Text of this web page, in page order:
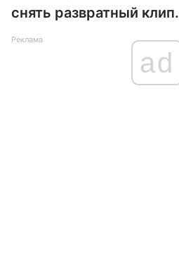
снять развратный клип.
Реклама
ad